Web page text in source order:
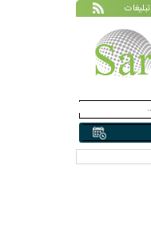
تبلیغات